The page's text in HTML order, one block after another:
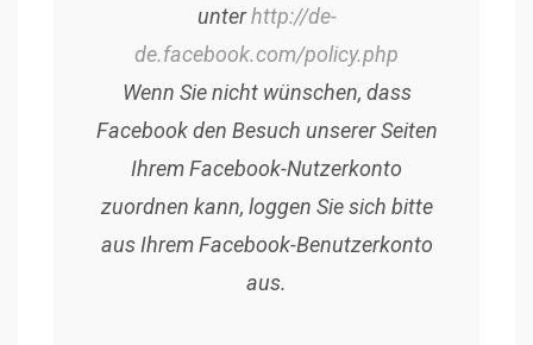
unterhttp://de-
de.facebook.com/policy.php
Wenn Sie nicht wünschen, dass
Facebook den Besuch unserer Seiten
Ihrem Facebook-Nutzerkonto
zuordnen kann, loggen Sie sich bitte
aus Ihrem Facebook-Benutzerkonto
aus.